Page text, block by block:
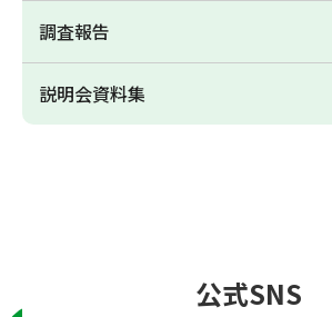
調査報告
説明会資料集
公式SNS